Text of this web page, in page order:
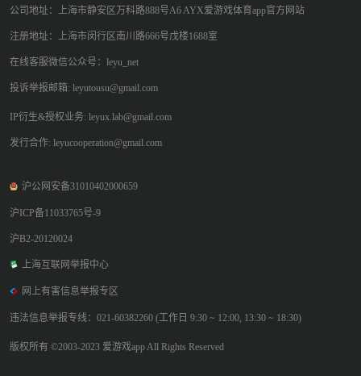
公司地址：上海市静安区万科路888号A6 AYX爱游戏体育app官方网站
注册地址：上海市闵行区南川路666号戊楼1688室
在线客服微信公众号：leyu_net
投诉举报邮箱: leyutousu@gmail.com
IP衍生&授权业务: leyux.lab@gmail.com
发行合作: leyucooperation@gmail.com
沪公网安备31010402000659
沪ICP备11033765号-9
沪B2-20120024
上海互联网举报中心
网上有害信息举报专区
违法信息举报专线：021-60382260 (工作日 9:30 ~ 12:00, 13:30 ~ 18:30)
版权所有 ©2003-2023 爱游戏app All Rights Reserved